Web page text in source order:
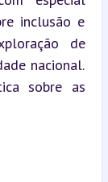
inclusão e
de
nacional.
sobre as